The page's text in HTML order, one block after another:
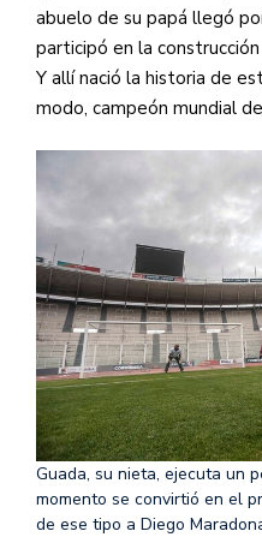
abuelo de su papá llegó
participó en la
Y allí nació la historia de
modo, campeón mundial
Guada, su nieta, ejecuta un
momento se convirtió en el
de ese tipo a Diego